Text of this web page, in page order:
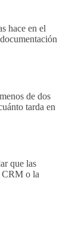
hace en el
de dos
tarda en
que las
CRM o la